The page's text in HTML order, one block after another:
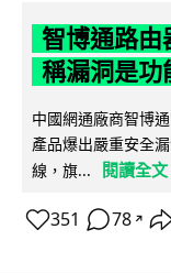
智博通路由
稱漏洞是功
中國網通廠商智博
產品爆出嚴重安全
線，旗...
閱讀全文
351 78 ↗